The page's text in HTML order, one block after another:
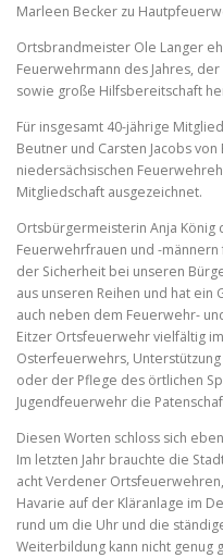
Marleen Becker zu
Ortsbrandmeister Ole Langer
Feuerwehrmann des Jahres,
sowie große Hilfsbereitschaft
Für insgesamt 40-jährige
Beutner und Carsten Jacobs
niedersächsischen
Mitgliedschaft ausgezeichnet.
Ortsbürgermeisterin Anja
Feuerwehrfrauen und -
der Sicherheit bei unseren
aus unseren Reihen und hat ein
auch neben dem Feuerwehr-
Eitzer Ortsfeuerwehr vielfältig
Osterfeuerwehrs,
oder der Pflege des örtlichen
Jugendfeuerwehr die
Diesen Worten schloss sich
Im letzten Jahr brauchte die
acht Verdener
Havarie auf der Kläranlage im
rund um die Uhr und die
Weiterbildung kann nicht genug